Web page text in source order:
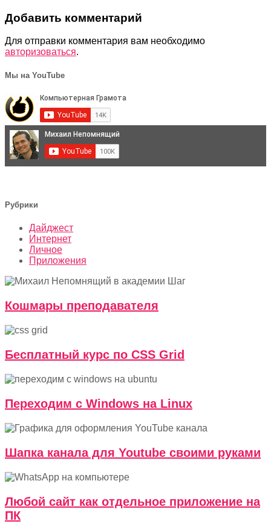
Добавить комментарий
Для отправки комментария вам необходимо
авторизоваться.
Мы на YouTube
Рубрики
Дайджест
Интернет
Личное
Приложения
Кошмары преподавателя
Бесплатный курс по CSS Grid
Переходим с Windows на Linux
Шапка канала для Youtube своими руками
Любой сайт как отдельное приложение на
ПК